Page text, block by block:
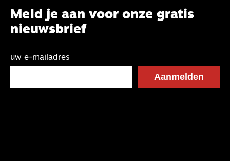
Meld je aan voor onze gratis
nieuwsbrief
uw e-mailadres